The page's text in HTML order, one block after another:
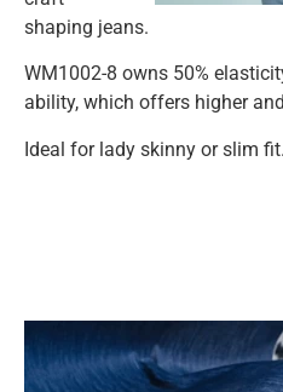
shaping jeans.
WM1002-8 owns 50%
ability, which offers higher
Ideal for lady skinny or slim fit.